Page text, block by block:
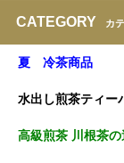
CATEGORY カ
夏 冷茶商品
水出し煎茶ティー
高級煎茶 川根茶の